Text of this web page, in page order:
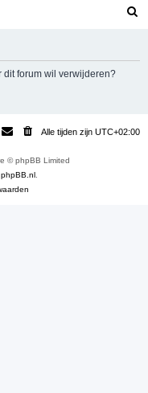
dit forum wil verwijderen?
Alle tijden zijn UTC+02:00
© phpBB Limited
phpBB.nl